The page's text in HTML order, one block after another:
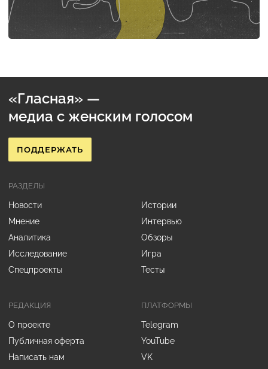
«Гласная» —
медиа с женским голосом
ПОДДЕРЖАТЬ
РЕДАКЦИЯ
О проекте
Публичная оферта
Написать нам
РАЗДЕЛЫ
Новости
Истории
Мнение
Интервью
Аналитика
Обзоры
Исследование
Игра
Спецпроекты
Тесты
ПЛАТФОРМЫ
Telegram
YouTube
VK